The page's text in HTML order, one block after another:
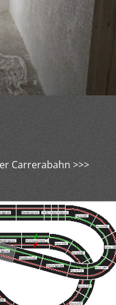
Carrerabahn >>>